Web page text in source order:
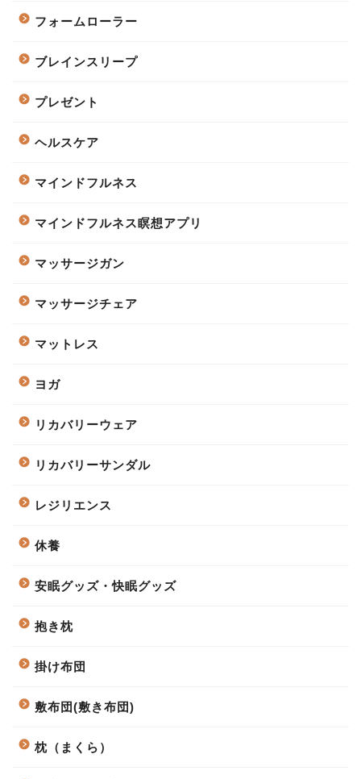
フォームローラー
ブレインスリープ
プレゼント
ヘルスケア
マインドフルネス
マインドフルネス瞑想アプリ
マッサージガン
マッサージチェア
マットレス
ヨガ
リカバリーウェア
リカバリーサンダル
レジリエンス
休養
安眠グッズ・快眠グッズ
抱き枕
掛け布団
敷布団(敷き布団)
枕（まくら）